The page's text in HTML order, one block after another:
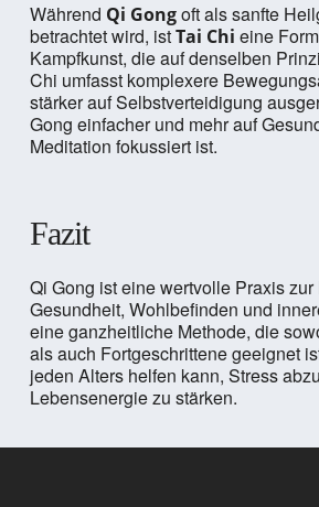
Während Qi Gongoft als sanfte
betrachtet wird, istTai Chi eine
Kampfkunst, die auf denselben
Chi umfasst komplexere
stärker auf Selbstverteidigung
Gong einfacher und mehr auf
Meditation fokussiert ist.
Fazit
Qi Gong ist eine wertvolle Praxis
Gesundheit, Wohlbefinden und
eine ganzheitliche Methode, die
als auch Fortgeschrittene geeignet
jeden Alters helfen kann, Stress
Lebensenergie zu stärken.